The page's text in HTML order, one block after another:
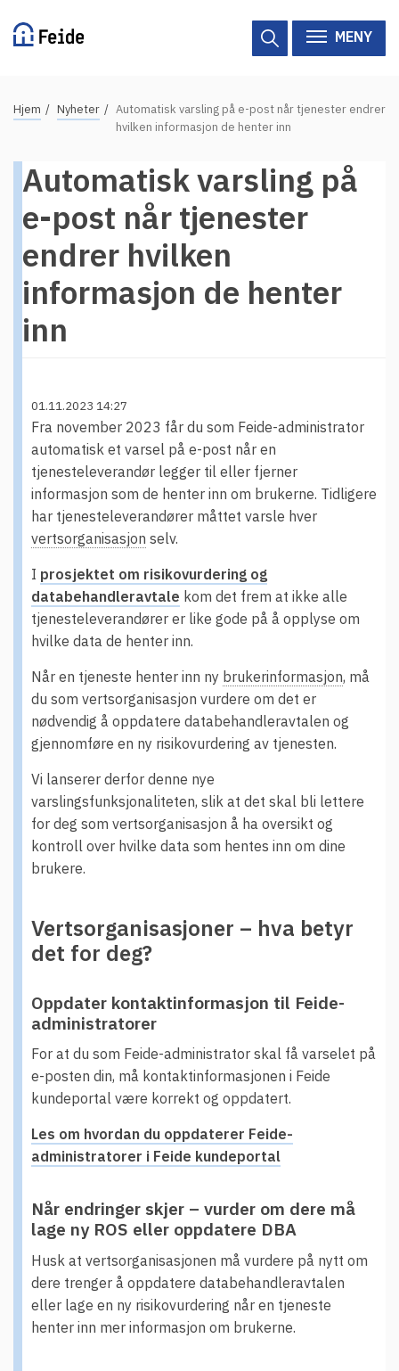
MENY
Tilgjengelige tjenester
Vertsorganisasjoner
Tjenesteleverandører
Om Feide
Om Feide
Driftsmeldinger
Kontakt oss
Arrangementer
Aktuelt
Veikart
Personvern
Se informasjonen lagret om deg
Underlag for tilgjengelighetserklæring
N
v
a
o
n
Hjem Nyheter
Automatisk varsling på e-post når tjenester endrer
hvilken informasjon de henter inn
Automatisk varsling på
e-post når tjenester
endrer hvilken
informasjon de henter
inn
01.11.2023 14:27
Fra november 2023 får du som Feide-administrator
automatisk et varsel på e-post når en
tjenesteleverandør legger til eller fjerner
informasjon som de henter inn om brukerne. Tidligere
har tjenesteleverandører måttet varsle hver
vertsorganisasjon selv.
I prosjektet om risikovurdering og
databehandleravtale kom det frem at ikke alle
tjenesteleverandører er like gode på å opplyse om
hvilke data de henter inn.
Når en tjeneste henter inn ny brukerinformasjon, må
du som vertsorganisasjon vurdere om det er
nødvendig å oppdatere databehandleravtalen og
gjennomføre en ny risikovurdering av tjenesten.
Vi lanserer derfor denne nye
varslingsfunksjonaliteten, slik at det skal bli lettere
for deg som vertsorganisasjon å ha oversikt og
kontroll over hvilke data som hentes inn om dine
brukere.
Vertsorganisasjoner – hva betyr
det for deg?
Oppdater kontaktinformasjon til Feide-
administratorer
For at du som Feide-administrator skal få varselet på
e-posten din, må kontaktinformasjonen i Feide
kundeportal være korrekt og oppdatert.
Les om hvordan du oppdaterer Feide-
administratorer i Feide kundeportal
Når endringer skjer – vurder om dere må
lage ny ROS eller oppdatere DBA
Husk at vertsorganisasjonen må vurdere på nytt om
dere trenger å oppdatere databehandleravtalen
eller lage en ny risikovurdering når en tjeneste
henter inn mer informasjon om brukerne.